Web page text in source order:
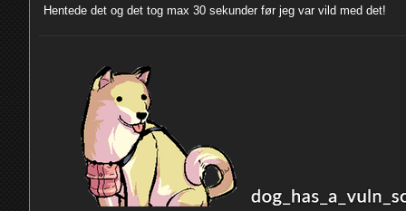
Hentede det og det tog max 30 sekunder før jeg var vild med det!